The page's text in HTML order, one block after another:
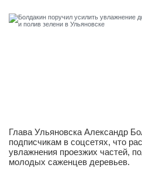
Глава Ульяновска Александр
подписчикам в соцсетях, что
увлажнения проезжих частей,
молодых саженцев деревьев.